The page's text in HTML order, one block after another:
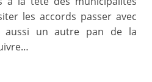
les accords passer avec
aussi un autre pan de la